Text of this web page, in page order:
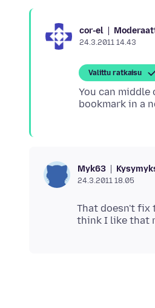
cor-el
24.3.2011 14.43
Valittu ratkaisu
You can
Myk63
24.3.2011 18.05
That doesn't fix